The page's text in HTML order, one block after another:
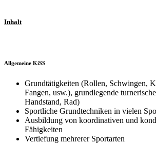
Inhalt
Allgemeine KiSS
Grundtätigkeiten (Rollen, Schwingen,
Fangen, usw.), grundlegende
Handstand, Rad)
Sportliche Grundtechniken in vielen
Ausbildung von koordinativen und
Fähigkeiten
Vertiefung mehrerer Sportarten